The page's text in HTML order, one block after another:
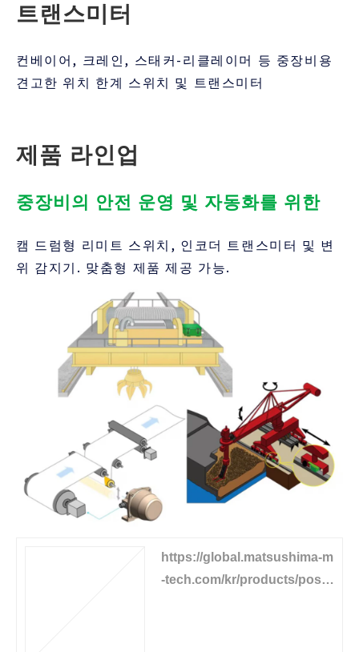
트랜스미터
컨베이어, 크레인, 스태커-리클레이머 등 중장비용
견고한 위치 한계 스위치 및 트랜스미터
제품 라인업
중장비의 안전 운영 및 자동화를 위한
캠 드럼형 리미트 스위치, 인코더 트랜스미터 및 변
위 감지기. 맞춤형 제품 제공 가능.
https://global.matsushima-m
-tech.com/kr/products/positi